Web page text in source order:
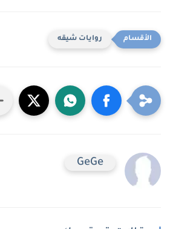
روايات شيقه
GeGe